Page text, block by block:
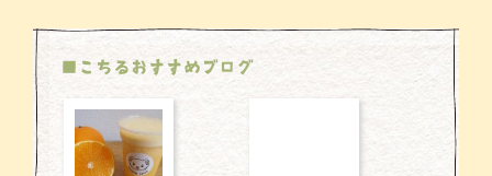
■こちるおすすめブログ